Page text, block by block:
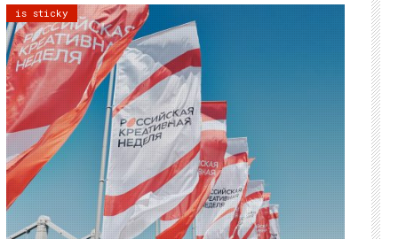
is sticky